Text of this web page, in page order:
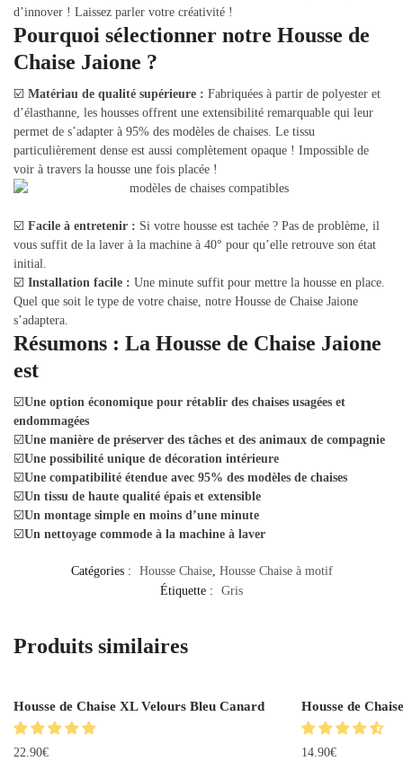
d’innover ! Laissez parler votre créativité !
Pourquoi sélectionner notre Housse de
Chaise Jaione ?
☑️ Matériau de qualité supérieure : Fabriquées à partir de polyester et
d’élasthanne, les housses offrent une extensibilité remarquable qui leur
permet de s’adapter à 95% des modèles de chaises. Le tissu
particulièrement dense est aussi complètement opaque ! Impossible de
voir à travers la housse une fois placée !
☑️ Facile à entretenir : Si votre housse est tachée ? Pas de problème, il
vous suffit de la laver à la machine à 40° pour qu’elle retrouve son état
initial.
☑️ Installation facile : Une minute suffit pour mettre la housse en place.
Quel que soit le type de votre chaise, notre Housse de Chaise Jaione
s’adaptera.
Résumons : La Housse de Chaise Jaione
est
☑️Une option économique pour rétablir des chaises usagées et
endommagées
☑️Une manière de préserver des tâches et des animaux de compagnie
☑️Une possibilité unique de décoration intérieure
☑️Une compatibilité étendue avec 95% des modèles de chaises
☑️Un tissu de haute qualité épais et extensible
☑️Un montage simple en moins d’une minute
☑️Un nettoyage commode à la machine à laver
Catégories : Housse Chaise, Housse Chaise à motif
Étiquette :
Gris
Produits similaires
Housse de Chaise XL Velours Bleu Canard
22.90€
Housse de
14.90€